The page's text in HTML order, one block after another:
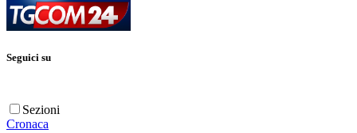
Seguici su
Sezioni
Cronaca